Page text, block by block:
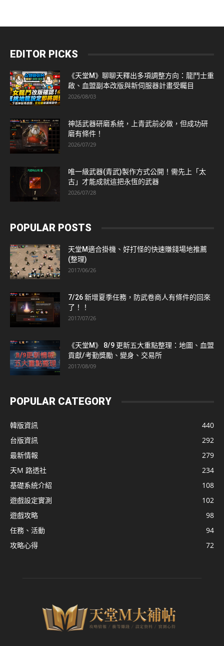
EDITOR PICKS
《天堂M》聊聊天釋出多項調整方向：龍鬥士重
啟、血盟副本改版與新伺服器計畫受矚目
2026/08/03
神話武器研磨系統，上青武前必做，但成功研
磨有條件！
2026/07/29
唯一級武器(青武)製作方式公開！需先上「太
古」才能成就這把永恆的武器
2026/07/28
POPULAR POSTS
天堂M適合掛機、好打怪的快速賺錢場地推薦
(整理)
2017/06/26
7/26 新增夏季任務，防武卷商人有條件的回來
了！！
2017/07/26
《天堂M》 8/9 更新五大重點整理：地圖、血盟
貢獻/考勤獎勵、變身、交易所
2017/08/09
POPULAR CATEGORY
韓版資訊
440
台版資訊
292
最新情報
279
天M 路透社
234
基礎系統介紹
108
遊戲設定實測
102
遊戲攻略
98
任務、活動
94
攻略心得
72